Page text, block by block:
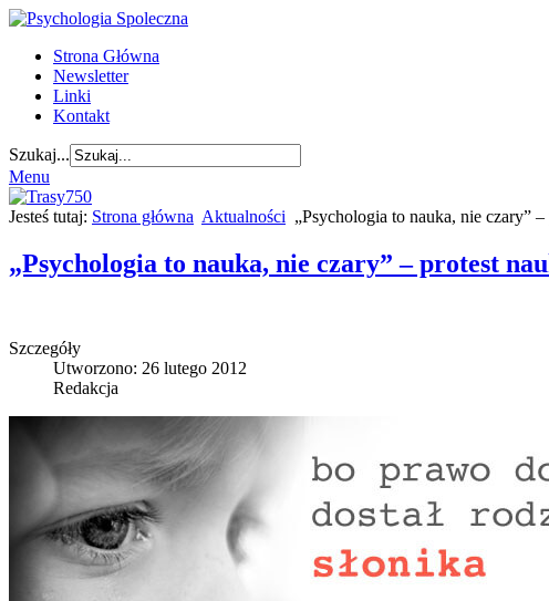
Strona Główna
Newsletter
Linki
Kontakt
Szukaj...
Menu
Jesteś tutaj: Strona główna Aktualności „Psychologia to nauka, nie czary”
„Psychologia to nauka, nie czary” – protest
Szczegóły
Utworzono: 26 lutego 2012
Redakcja